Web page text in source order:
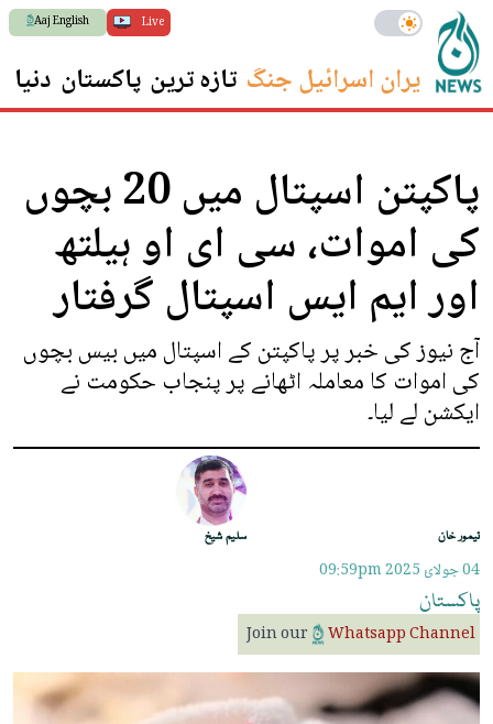
Live
Aaj English
ایران اسرائیل جنگ تازہ ترین پاکستان دنیا
پاکپتن اسپتال میں 20 بچوں
کی اموات، سی ای او ہیلتھ
اور ایم ایس اسپتال گرفتار
آج نیوز کی خبر پر پاکپتن کے اسپتال میں بیس بچوں
کی اموات کا معاملہ اٹھانے پر پنجاب حکومت نے
ایکشن لے لیا۔
تیمور خان سلیم شیخ
04 جولائ 2025 09:59pm
پاکستان
Join our Whatsapp Channel